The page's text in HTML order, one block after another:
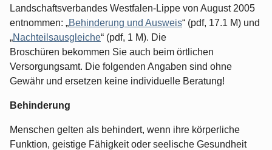
Landschaftsverbandes Westfalen-Lippe von August 2005
entnommen: „Behinderung und Ausweis“ (pdf, 17.1 M) und
„Nachteilsausgleiche“ (pdf, 1 M). Die
Broschüren bekommen Sie auch beim örtlichen
Versorgungsamt. Die folgenden Angaben sind ohne
Gewähr und ersetzen keine individuelle Beratung!
Behinderung
Menschen gelten als behindert, wenn ihre körperliche
Funktion, geistige Fähigkeit oder seelische Gesundheit